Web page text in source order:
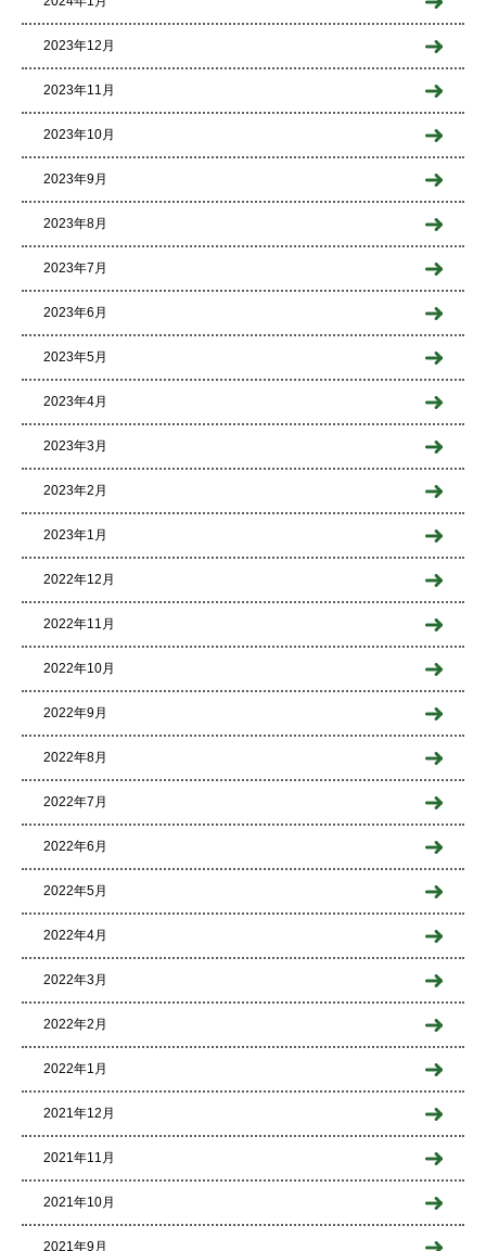
2023年12月
2023年11月
2023年10月
2023年9月
2023年8月
2023年7月
2023年6月
2023年5月
2023年4月
2023年3月
2023年2月
2023年1月
2022年12月
2022年11月
2022年10月
2022年9月
2022年8月
2022年7月
2022年6月
2022年5月
2022年4月
2022年3月
2022年2月
2022年1月
2021年12月
2021年11月
2021年10月
2021年9月